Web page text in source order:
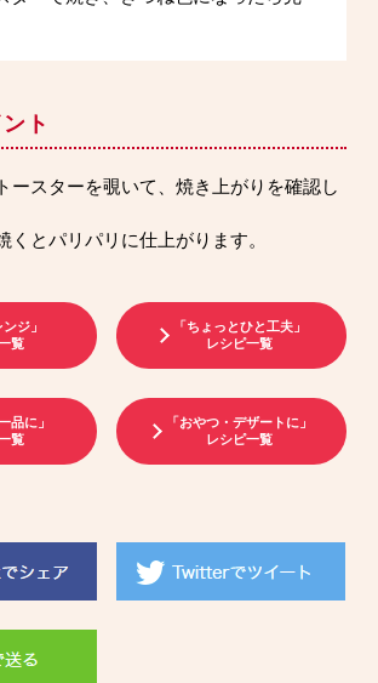
ト
ースターを覗いて、焼き上がりを確認し
くとパリパリに仕上がります。
ジ」
覧
「ちょっとひと工夫」
レシピ一覧
品に」
覧
「おやつ・デザートに」
レシピ一覧